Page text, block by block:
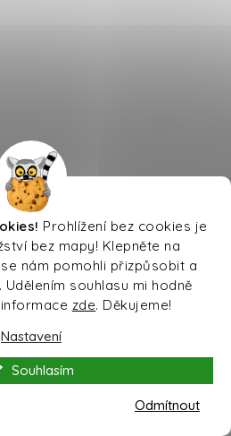
Prohlížení bez cookies je
bez mapy! Klepněte na
nám pomohli přizpůsobit a
souhlasu mi hodně
zde. Děkujeme!
Nastavení
Odmítnout
Souhlasím